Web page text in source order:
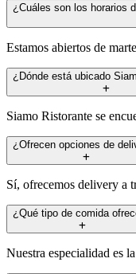
¿Cuáles son los horarios
Estamos abiertos de
¿Dónde está ubicado
Siamo Ristorante se
¿Ofrecen opciones de
Sí, ofrecemos delivery a
¿Qué tipo de comida
Nuestra especialidad es